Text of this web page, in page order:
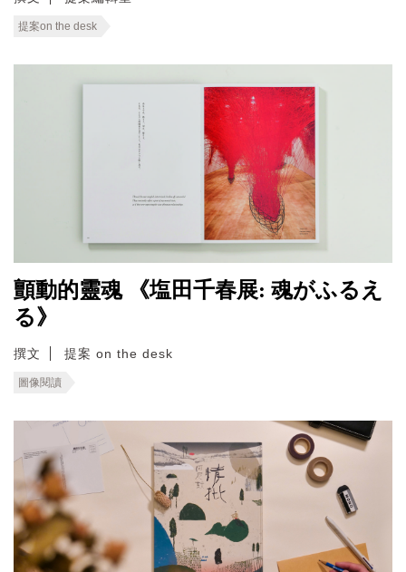
提案on the desk
顫動的靈魂 《塩田千春展: 魂がふるえ
る》
撰文 提案 on the desk
圖像閱讀